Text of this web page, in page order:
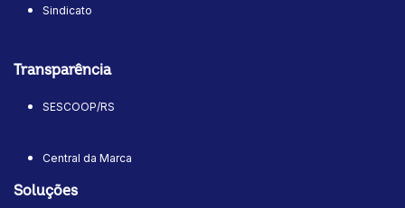
Sindicato
Transparência
SESCOOP/RS
Central da Marca
Soluções